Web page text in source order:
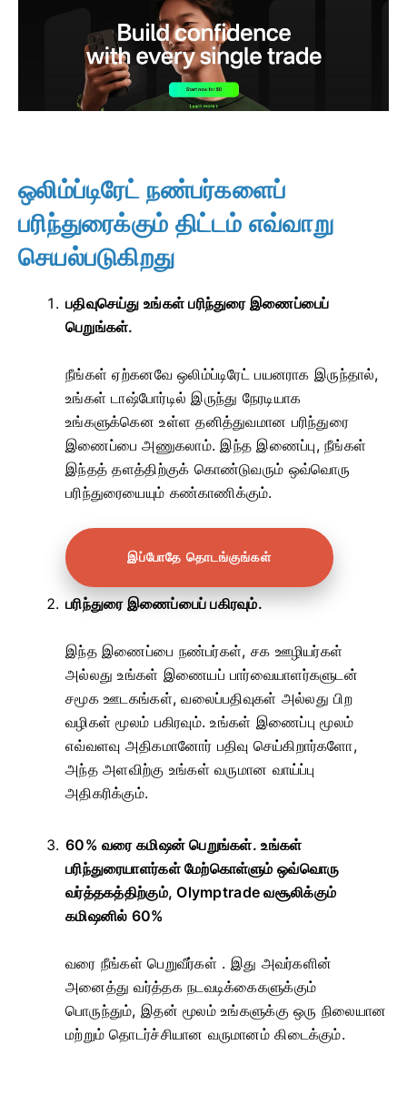
ஒலிம்ப்டிரேட் நண்பர்களைப்
பரிந்துரைக்கும் திட்டம் எவ்வாறு
செயல்படுகிறது
பதிவுசெய்து உங்கள் பரிந்துரை இணைப்பைப்
பெறுங்கள்.
நீங்கள் ஏற்கனவே ஒலிம்ப்டிரேட் பயனராக இருந்தால்,
உங்கள் டாஷ்போர்டில் இருந்து நேரடியாக
உங்களுக்கென உள்ள தனித்துவமான பரிந்துரை
இணைப்பை அணுகலாம். இந்த இணைப்பு, நீங்கள்
இந்தத் தளத்திற்குக் கொண்டுவரும் ஒவ்வொரு
பரிந்துரையையும் கண்காணிக்கும்.
இப்போதே தொடங்குங்கள்
பரிந்துரை இணைப்பைப் பகிரவும்.
இந்த இணைப்பை நண்பர்கள், சக ஊழியர்கள்
அல்லது உங்கள் இணையப் பார்வையாளர்களுடன்
சமூக ஊடகங்கள், வலைப்பதிவுகள் அல்லது பிற
வழிகள் மூலம் பகிரவும். உங்கள் இணைப்பு மூலம்
எவ்வளவு அதிகமானோர் பதிவு செய்கிறார்களோ,
அந்த அளவிற்கு உங்கள் வருமான வாய்ப்பு
அதிகரிக்கும்.
60% வரை கமிஷன் பெறுங்கள். உங்கள்
பரிந்துரையாளர்கள் மேற்கொள்ளும் ஒவ்வொரு
வர்த்தகத்திற்கும், Olymptrade வசூலிக்கும்
கமிஷனில் 60%
வரை நீங்கள் பெறுவீர்கள் . இது அவர்களின்
அனைத்து வர்த்தக நடவடிக்கைகளுக்கும்
பொருந்தும், இதன் மூலம் உங்களுக்கு ஒரு நிலையான
மற்றும் தொடர்ச்சியான வருமானம் கிடைக்கும்.